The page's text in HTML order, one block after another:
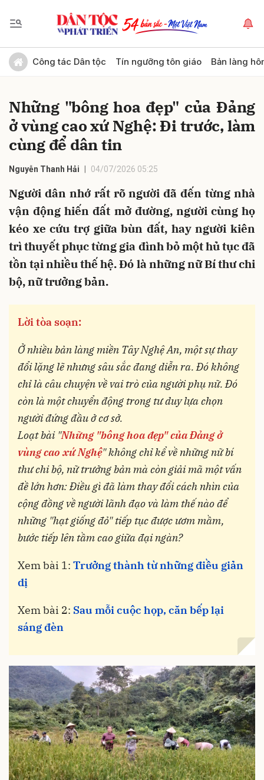
Công tác Dân tộc Tín ngưỡng tôn giáo Bản làng
Những "bông hoa đẹp" của Đảng
ở vùng cao xứ Nghệ: Đi trước, làm
cùng để dân tin
Nguyễn Thanh Hải 04/07/2026 05:25
Người dân nhớ rất rõ người đã đến từng nhà
vận động hiến đất mở đường, người cùng họ
kéo xe cứu trợ giữa bùn đất, hay người kiên
trì thuyết phục từng gia đình bỏ một hủ tục đã
tồn tại nhiều thế hệ. Đó là những nữ Bí thư chi
bộ, nữ trưởng bản.
Lời tòa soạn:
Ở nhiều bản làng miền Tây Nghệ An, một sự thay
đổi lặng lẽ nhưng sâu sắc đang diễn ra. Đó không
chỉ là câu chuyện về vai trò của người phụ nữ. Đó
còn là một chuyển động trong tư duy lựa chọn
người đứng đầu ở cơ sở.
Loạt bài "Những "bông hoa đẹp" của Đảng ở
vùng cao xứ Nghệ" không chỉ kể về những nữ bí
thư chi bộ, nữ trưởng bản mà còn giải mã một vấn
đề lớn hơn: Điều gì đã làm thay đổi cách nhìn của
cộng đồng về người lãnh đạo và làm thế nào để
những "hạt giống đỏ" tiếp tục được ươm mầm,
bước tiếp lên tầm cao giữa đại ngàn?
Xem bài 1: Trưởng thành từ những điều giản
dị
Xem bài 2: Sau mỗi cuộc họp, căn bếp lại
sáng đèn
Gửi bình luận